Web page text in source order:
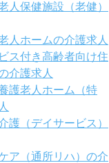
人保健施設（老健）
人ホームの介護求人
ス付き高齢者向け住
介護求人
護老人ホーム（特
護（デイサービス）
ア（通所リハ）の介